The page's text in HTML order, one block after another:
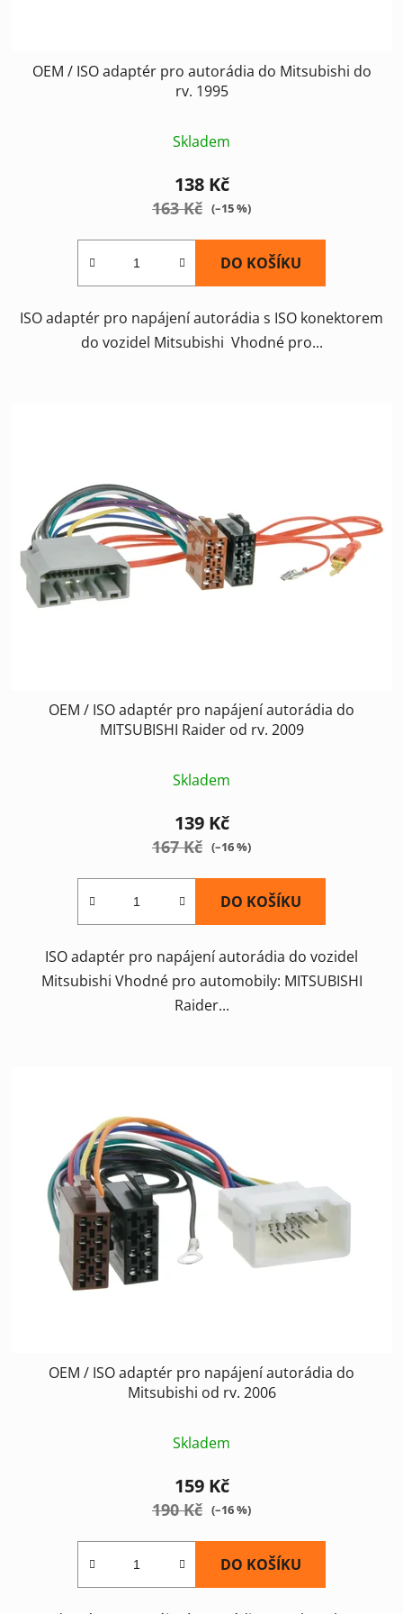
OEM / ISO adaptér pro autorádia do Mitsubishi do
rv. 1995
Skladem
138 Kč
163 Kč (–15 %)
DO KOŠÍKU
ISO adaptér pro napájení autorádia s ISO konektorem
do vozidel Mitsubishi Vhodné pro...
OEM / ISO adaptér pro napájení autorádia do
MITSUBISHI Raider od rv. 2009
Skladem
139 Kč
167 Kč (–16 %)
DO KOŠÍKU
ISO adaptér pro napájení autorádia do vozidel
Mitsubishi Vhodné pro automobily: MITSUBISHI
Raider...
OEM / ISO adaptér pro napájení autorádia do
Mitsubishi od rv. 2006
Skladem
159 Kč
190 Kč (–16 %)
DO KOŠÍKU